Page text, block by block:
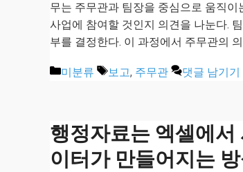
무는 주무관과 팀장을 중심으로 움직
사업에 참여할 것인지 의견을 나눈다.
부를 결정한다. 이 과정에서 주무관의
카
리
미분류
태
보고, 주무관 댓글 남기기
행정자료는 엑셀에서
이터가 만들어지는